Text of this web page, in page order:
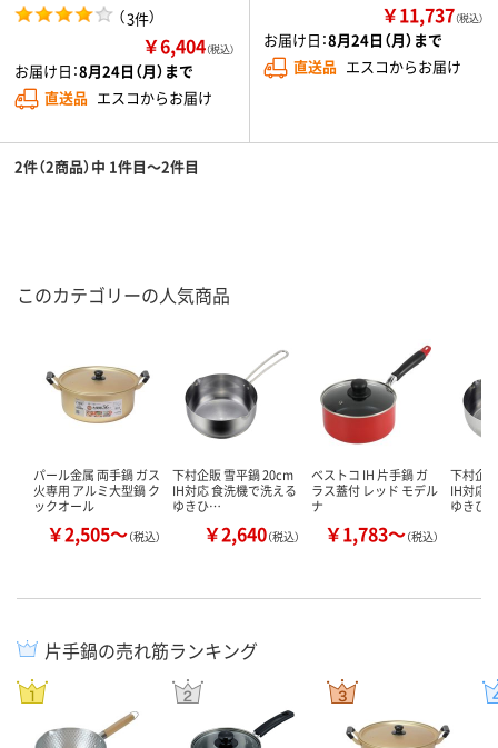
（3件）
￥6,404（税込）
お届け日：8月24日（月）まで
直送品 エスコからお届け
￥11,737（税込）
お届け日：8月24日（月）まで
直送品 エスコからお届け
2件（2商品）中 1件目～2件目
このカテゴリーの人気商品
パール金属 両手鍋 ガス
火専用 アルミ大型鍋 ク
ックオール
￥2,505～（税込）
下村企販 雪平鍋 20cm
IH対応 食洗機で洗える
ゆきひ…
￥2,640（税込）
ベストコ IH 片手鍋 ガ
ラス蓋付 レッド モデル
ナ
￥1,783～（税込）
下村企
IH対応
ゆきひ…
片手鍋の売れ筋ランキング